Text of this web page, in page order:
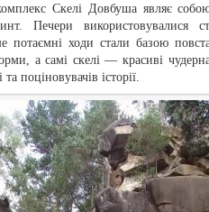
Скелі Довбуша являє
Печери використовувалися
потаємні ходи стали базою
а самі скелі — красиві
поціновувачів історії.